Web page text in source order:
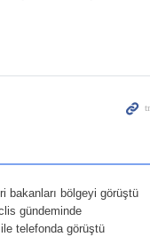
bakanları bölgeyi görüştü
gündeminde
telefonda görüştü